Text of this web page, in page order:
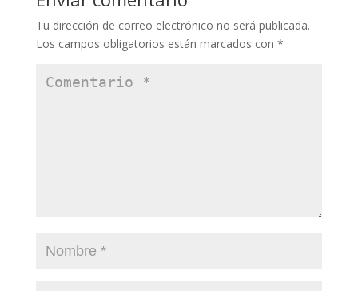
Tu dirección de correo electrónico no será publicada.
Los campos obligatorios están marcados con *